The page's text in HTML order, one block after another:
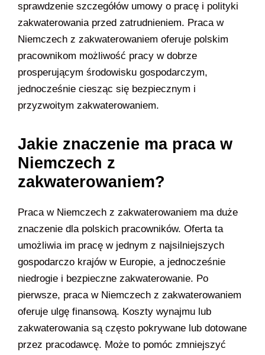
sprawdzenie szczegółów umowy o pracę i polityki
zakwaterowania przed zatrudnieniem. Praca w
Niemczech z zakwaterowaniem oferuje polskim
pracownikom możliwość pracy w dobrze
prosperującym środowisku gospodarczym,
jednocześnie ciesząc się bezpiecznym i
przyzwoitym zakwaterowaniem.
Jakie znaczenie ma praca w
Niemczech z
zakwaterowaniem?
Praca w Niemczech z zakwaterowaniem ma duże
znaczenie dla polskich pracowników. Oferta ta
umożliwia im pracę w jednym z najsilniejszych
gospodarczo krajów w Europie, a jednocześnie
niedrogie i bezpieczne zakwaterowanie. Po
pierwsze, praca w Niemczech z zakwaterowaniem
oferuje ulgę finansową. Koszty wynajmu lub
zakwaterowania są często pokrywane lub dotowane
przez pracodawcę. Może to pomóc zmniejszyć